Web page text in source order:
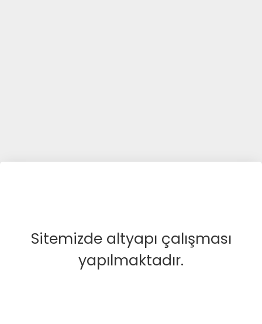
Sitemizde altyapı çalışması
yapılmaktadır.